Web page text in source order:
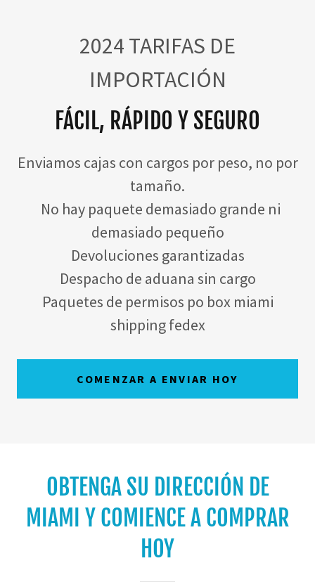
2024 TARIFAS DE
IMPORTACIÓN
FÁCIL, RÁPIDO Y SEGURO
Enviamos cajas con cargos por peso, no por
tamaño.
No hay paquete demasiado grande ni
demasiado pequeño
Devoluciones garantizadas
Despacho de aduana sin cargo
Paquetes de permisos po box miami
shipping fedex
COMENZAR A ENVIAR HOY
OBTENGA SU DIRECCIÓN DE
MIAMI Y COMIENCE A COMPRAR
HOY